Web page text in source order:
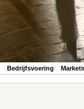
Bedrijfsvoering